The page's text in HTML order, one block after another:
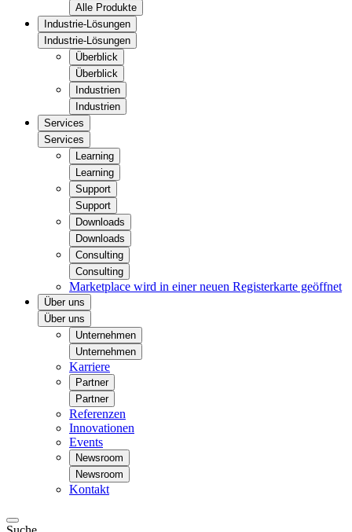
Alle Produkte
Industrie-Lösungen
Industrie-Lösungen
Überblick
Überblick
Industrien
Industrien
Services
Services
Learning
Learning
Support
Support
Downloads
Downloads
Consulting
Consulting
Marketplace wird in einer neuen Registerkarte geöffnet
Über uns
Über uns
Unternehmen
Unternehmen
Karriere
Partner
Partner
Referenzen
Innovationen
Events
Newsroom
Newsroom
Kontakt